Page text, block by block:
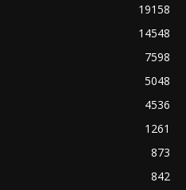
19158
14548
7598
5048
4536
1261
873
842